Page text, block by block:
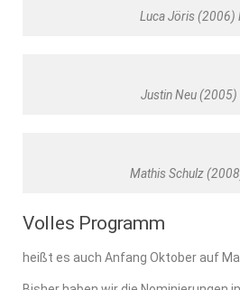
Luca Jöris (2006)
Justin Neu (2005)
Mathis Schulz
Volles Programm
heißt es auch Anfang Oktober auf